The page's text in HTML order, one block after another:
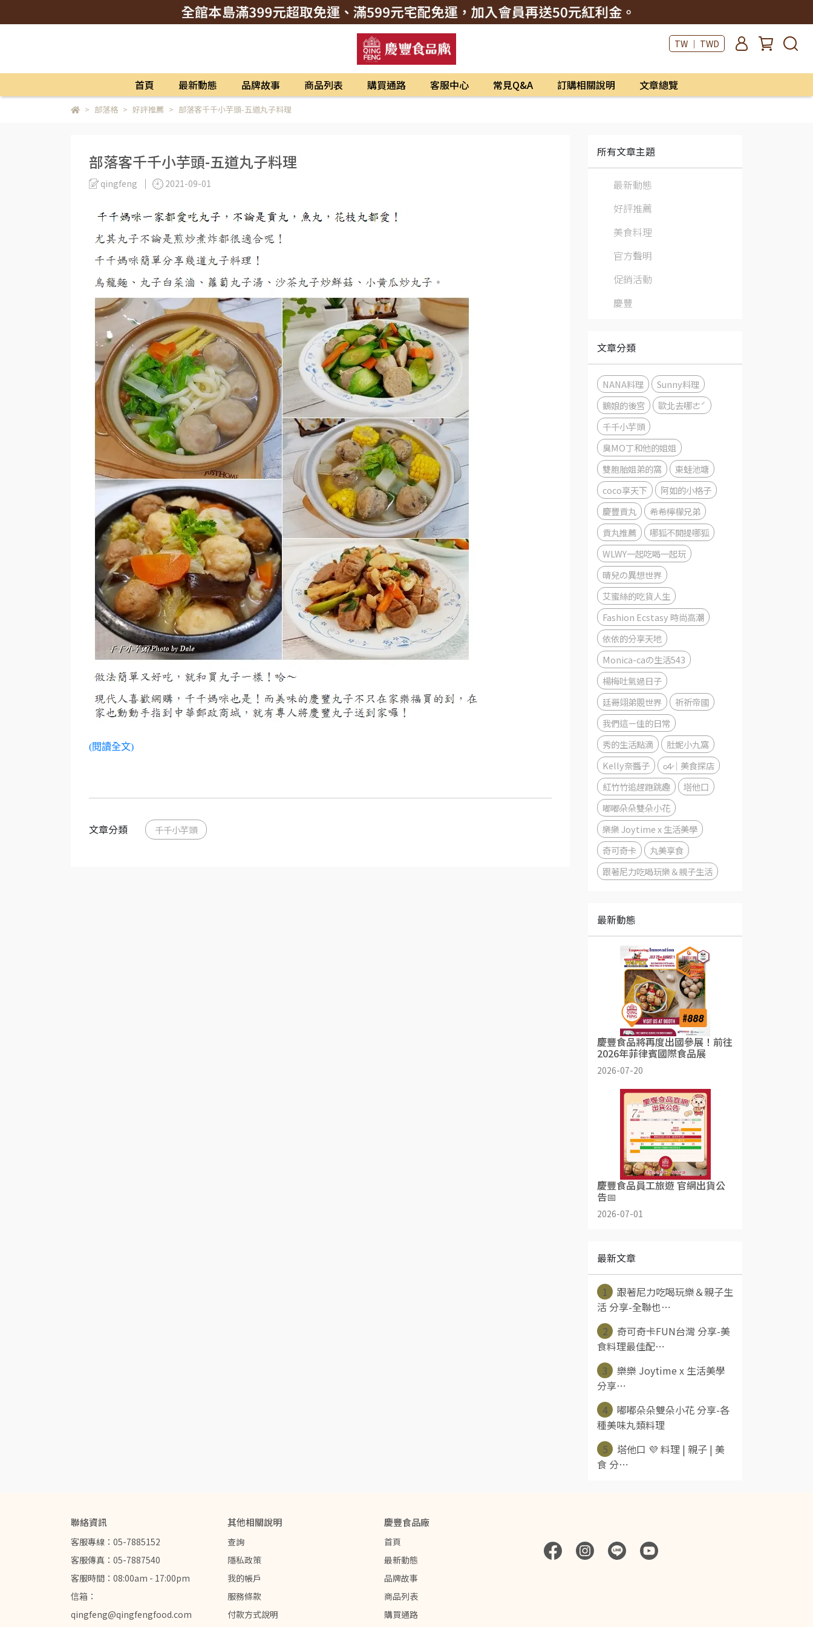
TW ｜ TWD
首頁 最新動態 品牌故事 商品列表 購買通路 客服中心 常見Q&A 訂購相關說明 文章總覽
部落格 好評推薦 部落客千千小芋頭-五道丸子料理
部落客千千小芋頭-五道丸子料理
qingfeng 2021-09-01
(閱讀全文)
文章分類 千千小芋頭
所有文章主題
最新動態
好評推薦
美食料理
官方聲明
促銷活動
慶豐
文章分類
NANA料理
Sunny料理
鵝娘的後宮
歐北去哪ㄜˊ
千千小芋頭
臭MO丁和他的姐姐
雙胞胎姐弟的窩
東蛙池塘
coco享天下
阿如的小格子
慶豐貢丸
希希檸檬兄弟
貢丸推薦
哪狐不開提哪狐
WLWY一起吃喝一起玩
晴兒の異想世界
艾蜜絲的吃貨人生
Fashion Ecstasy 時尚高潮
依依的分享天地
Monica-caの生活543
楊梅吐氣過日子
廷哥翊弟覞世界
祈祈帝國
我們這ㄧ佳的日常
秀的生活點滴
肚妮小九窩
Kelly奈醬子
c̷4̷｜美食探店
紅竹竹追趕跑跳趣
塔他口
嘟嘟朵朵雙朵小花
樂樂 Joytime x 生活美學
奇可奇卡
丸美享食
跟著尼力吃喝玩樂＆親子生活
最新動態
慶豐食品將再度出國參展！前往
2026年菲律賓國際食品展
2026-07-20
慶豐食品員工旅遊 官網出貨公
告📅
2026-07-01
最新文章
1
跟著尼力吃喝玩樂＆親子生
活 分享-全聯也⋯
2
奇可奇卡FUN台灣 分享-美
食料理最佳配⋯
3
樂樂 Joytime x 生活美學
分享⋯
4
嘟嘟朵朵雙朵小花 分享-各
種美味丸類料理
5
塔他口 💜 料理 | 親子 | 美
食 分⋯
聯絡資訊
客服專線：05-7885152
客服傳真：05-7887540
客服時間：08:00am - 17:00pm
信箱：
qingfeng@qingfengfood.com
其他相關說明
查詢
隱私政策
我的帳戶
服務條款
付款方式說明
慶豐食品廠
首頁
最新動態
品牌故事
商品列表
購買通路